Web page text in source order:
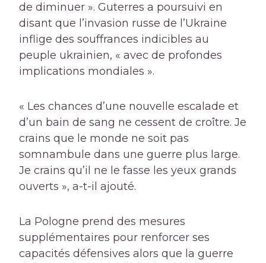
de diminuer ». Guterres a poursuivi en
disant que l’invasion russe de l’Ukraine
inflige des souffrances indicibles au
peuple ukrainien, « avec de profondes
implications mondiales ».
« Les chances d’une nouvelle escalade et
d’un bain de sang ne cessent de croître. Je
crains que le monde ne soit pas
somnambule dans une guerre plus large.
Je crains qu’il ne le fasse les yeux grands
ouverts », a-t-il ajouté.
La Pologne prend des mesures
supplémentaires pour renforcer ses
capacités défensives alors que la guerre